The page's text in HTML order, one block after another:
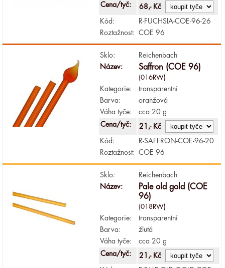
Cena/tyč:
68,- Kč
Kód:
R-FUCHSIA-COE-96-26
Roztažnost:
COE 96
Sklo:
Reichenbach
Název:
Saffron (COE 96)
(016RW)
Kategorie:
transparentní
Barva:
oranžová
Váha tyče:
cca 20 g
Cena/tyč:
21,- Kč
Kód:
R-SAFFRON-COE-96-20
Roztažnost:
COE 96
Sklo:
Reichenbach
Název:
Pale old gold (COE
96)
(018RW)
Kategorie:
transparentní
Barva:
žlutá
Váha tyče:
cca 20 g
Cena/tyč:
21,- Kč